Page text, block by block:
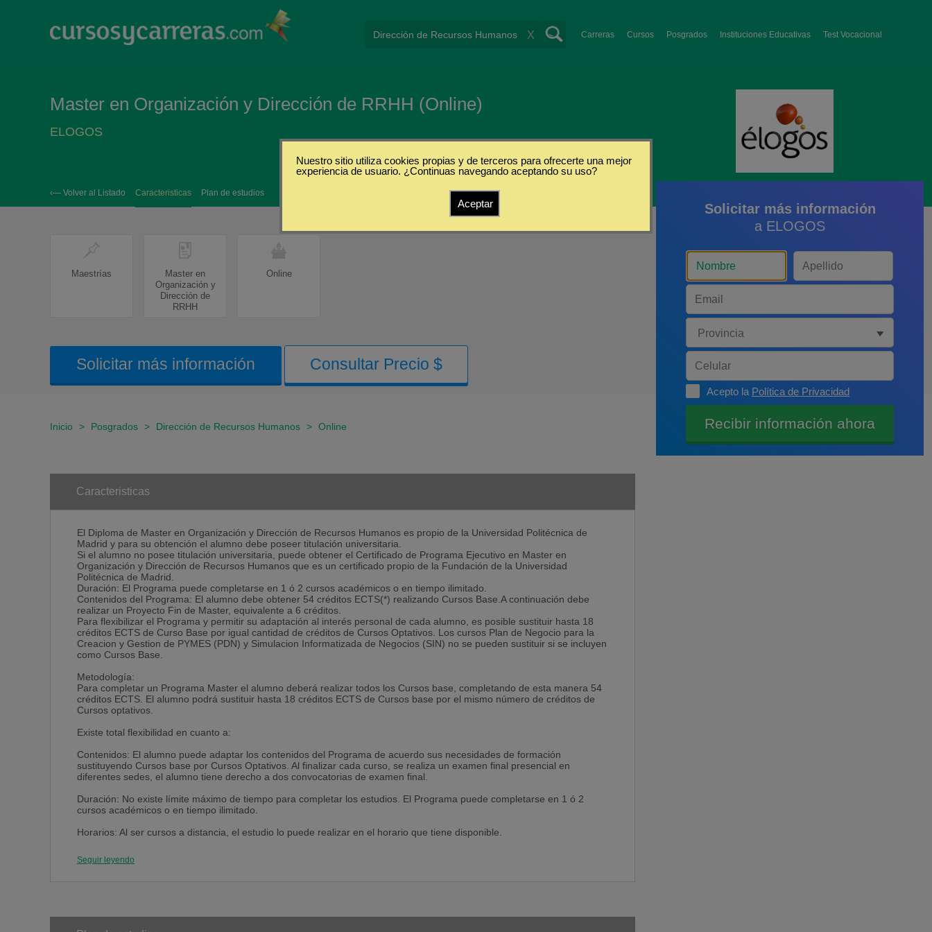
Carreras Cursos Posgrados Instituciones Educativas Test Vocacional
X
Master en Organización y Dirección de RRHH (Online)
ELOGOS
‹— Volver al Listado Caracteristicas Plan de estudios
Maestrías
Master en
Organización y
Dirección de
RRHH
Online
Solicitar más información Consultar Precio $
Inicio > Posgrados > Dirección de Recursos Humanos > Online
Caracteristicas
El Diploma de Master en Organización y Dirección de Recursos Humanos es propio de la Universidad Politécnica de
Madrid y para su obtención el alumno debe poseer titulación universitaria.
Si el alumno no posee titulación universitaria, puede obtener el Certificado de Programa Ejecutivo en Master en
Organización y Dirección de Recursos Humanos que es un certificado propio de la Fundación de la Universidad
Politécnica de Madrid.
Duración: El Programa puede completarse en 1 ó 2 cursos académicos o en tiempo ilimitado.
Contenidos del Programa: El alumno debe obtener 54 créditos ECTS(*) realizando Cursos Base.A continuación debe
realizar un Proyecto Fin de Master, equivalente a 6 créditos.
Para flexibilizar el Programa y permitir su adaptación al interés personal de cada alumno, es posible sustituir hasta 18
créditos ECTS de Curso Base por igual cantidad de créditos de Cursos Optativos. Los cursos Plan de Negocio para la
Creacion y Gestion de PYMES (PDN) y Simulacion Informatizada de Negocios (SIN) no se pueden sustituir si se incluyen
como Cursos Base.
Metodología:
Para completar un Programa Master el alumno deberá realizar todos los Cursos base, completando de esta manera 54
créditos ECTS. El alumno podrá sustituir hasta 18 créditos ECTS de Cursos base por el mismo número de créditos de
Cursos optativos.
Existe total flexibilidad en cuanto a:
Contenidos: El alumno puede adaptar los contenidos del Programa de acuerdo sus necesidades de formación
sustituyendo Cursos base por Cursos Optativos. Al finalizar cada curso, se realiza un examen final presencial en
diferentes sedes, el alumno tiene derecho a dos convocatorias de examen final.
Duración: No existe límite máximo de tiempo para completar los estudios. El Programa puede completarse en 1 ó 2
cursos académicos o en tiempo ilimitado.
Horarios: Al ser cursos a distancia, el estudio lo puede realizar en el horario que tiene disponible.
Ubicación geográfica: La comunicación con el profesor, compañeros de curso y coordinadores administrativos se realiza
a través del Campus Virtual en Internet por lo que es posible realizar el Master residiendo en cualquier país del mundo o
Seguir leyendo
Solicitar más información
a ELOGOS
Acepto la Política de Privacidad
Nuestro sitio utiliza cookies propias y de terceros para ofrecerte una mejor
experiencia de usuario. ¿Continuas navegando aceptando su uso?
Aceptar